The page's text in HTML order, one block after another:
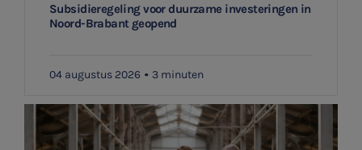
Belastingadvies
HR Advies
E-mailadres
Aanmelden
Subsidieregeling voor duurzame investeringen in
Noord-Brabant geopend
04 augustus 2026 3 minuten